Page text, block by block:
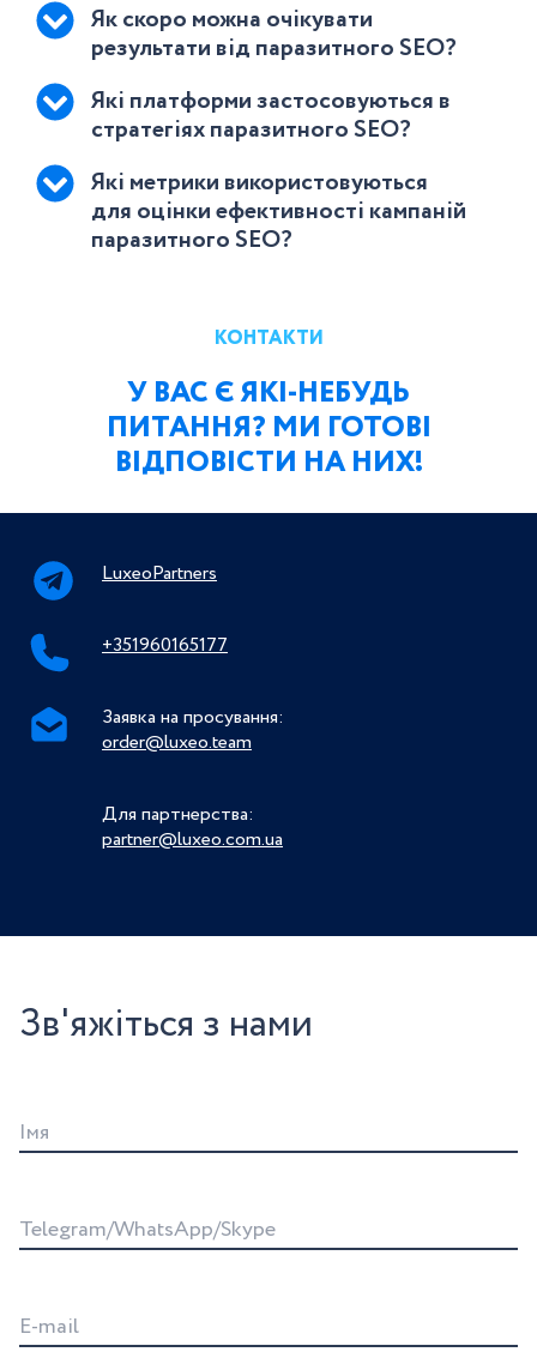
Як скоро можна очікувати
результати від паразитного SEO?
Які платформи застосовуються в
стратегіях паразитного SEO?
Які метрики використовуються
для оцінки ефективності кампаній
паразитного SEO?
КОНТАКТИ
У ВАС Є ЯКІ-НЕБУДЬ
ПИТАННЯ? МИ ГОТОВІ
ВІДПОВІСТИ НА НИХ!
LuxeoPartners
+351960165177
Заявка на просування:
order@luxeo.team
Для партнерства:
partner@luxeo.com.ua
Зв'яжіться з нами
Iмя
Telegram/WhatsApp/Skype
E-mail